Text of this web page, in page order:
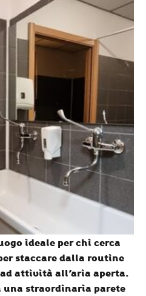
ideale per chi cerca
staccare dalla routine
attività all’aria aperta.
straordinaria parete